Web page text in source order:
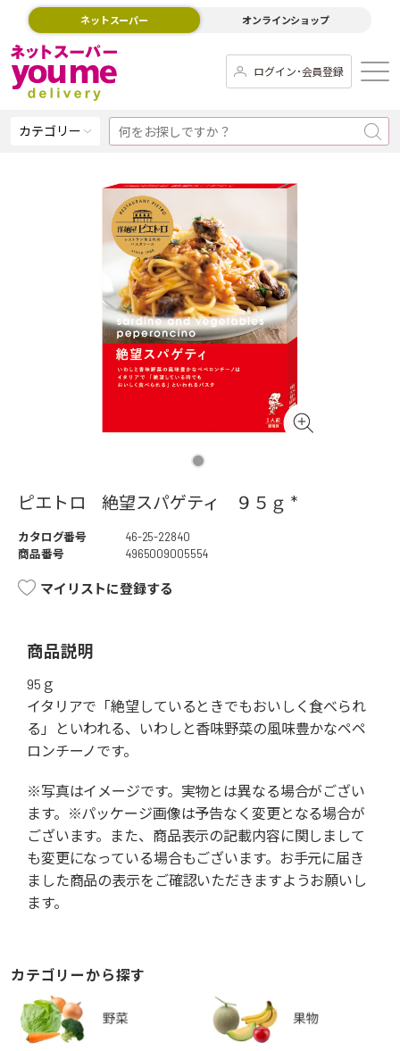
ネットスーパー オンラインショップ
ログイン･会員登録
カテゴリー
ピエトロ 絶望スパゲティ ９５ｇ *
カタログ番号
46-25-22840
商品番号
4965009005554
マイリストに登録する
商品説明
95ｇ
イタリアで「絶望しているときでもおいしく食べられ
る」といわれる、いわしと香味野菜の風味豊かなペペ
ロンチーノです。
※写真はイメージです。実物とは異なる場合がござい
ます。※パッケージ画像は予告なく変更となる場合が
ございます。また、商品表示の記載内容に関しまして
も変更になっている場合もございます。お手元に届き
ました商品の表示をご確認いただきますようお願いし
ます。
カテゴリーから探す